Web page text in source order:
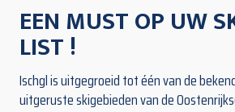
EEN MUST OP UW
LIST !
Ischgl is uitgegroeid tot één van de
uitgeruste skigebieden van de